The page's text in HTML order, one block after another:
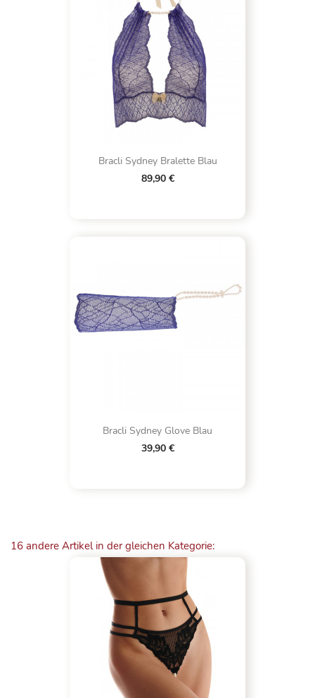
Bracli Sydney Bralette Blau
89,90 €
Bracli Sydney Glove Blau
39,90 €
16 andere Artikel in der gleichen Kategorie: